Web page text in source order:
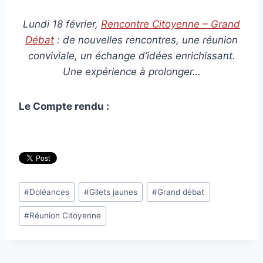
Lundi 18 février, Rencontre Citoyenne – Grand
Débat : de nouvelles rencontres, une réunion
conviviale, un échange d’idées enrichissant.
Une expérience à prolonger…
Le Compte rendu :
Étiquettes
de
la
#Doléances #Gilets jaunes #Grand débat
#Réunion Citoyenne